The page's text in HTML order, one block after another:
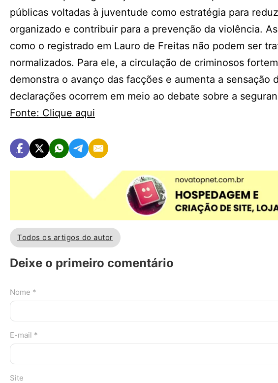
públicas voltadas à juventude como estratégia para
organizado e contribuir para a prevenção da violência.
como o registrado em Lauro de Freitas não podem ser
normalizados. Para ele, a circulação de criminosos
demonstra o avanço das facções e aumenta a sensação
declarações ocorrem em meio ao debate sobre a
Fonte: Clique aqui
Todos os artigos do autor
Deixe o primeiro comentário
Nome *
E-mail *
Site